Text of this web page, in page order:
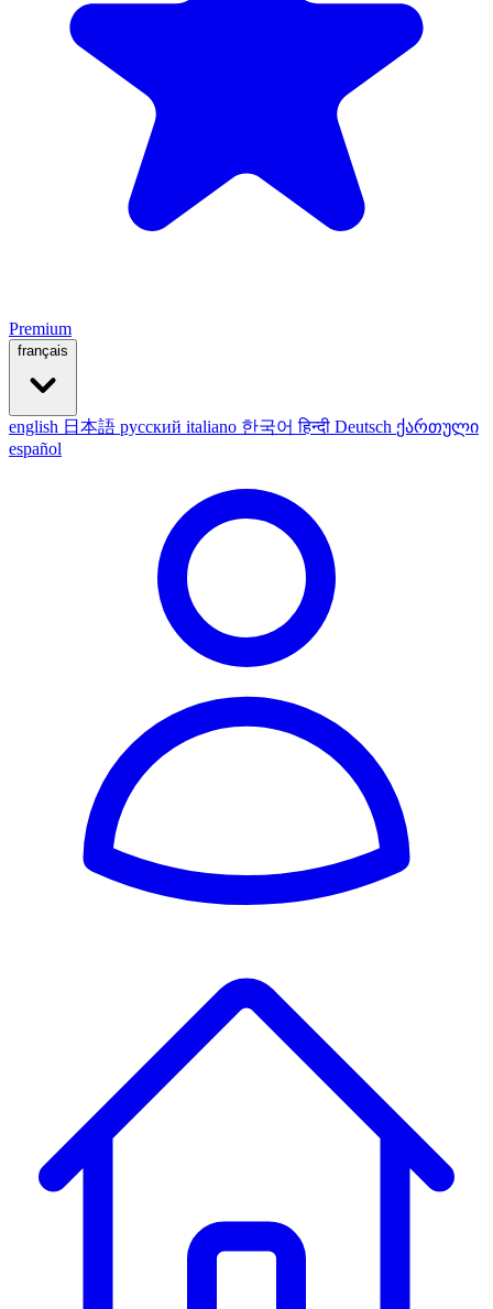
Premium
français
english 日本語 русский italiano 한국어हिन्दी Deutsch ქართული
español